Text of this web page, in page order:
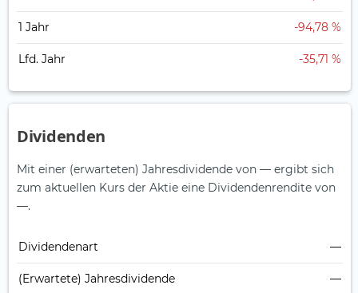
1 Jahr -94,78 %
Lfd. Jahr -35,71 %
Dividenden
Mit einer (erwarteten) Jahresdividende von — ergibt sich
zum aktuellen Kurs der Aktie eine Dividendenrendite von
—.
Dividendenart —
(Erwartete) Jahresdividende —